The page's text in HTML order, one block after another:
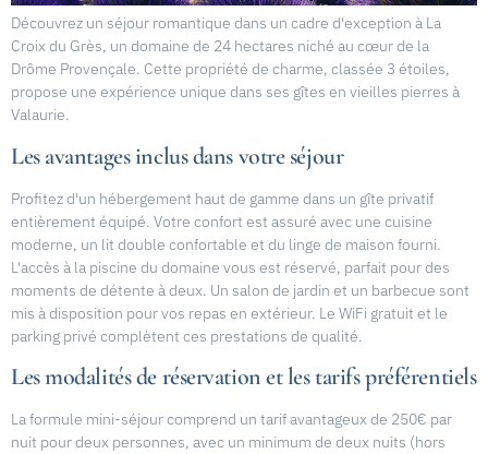
Découvrez un séjour romantique dans un cadre d'exception à La
Croix du Grès, un domaine de 24 hectares niché au cœur de la
Drôme Provençale. Cette propriété de charme, classée 3 étoiles,
propose une expérience unique dans ses gîtes en vieilles pierres à
Valaurie.
Les avantages inclus dans votre séjour
Profitez d'un hébergement haut de gamme dans un gîte privatif
entièrement équipé. Votre confort est assuré avec une cuisine
moderne, un lit double confortable et du linge de maison fourni.
L'accès à la piscine du domaine vous est réservé, parfait pour des
moments de détente à deux. Un salon de jardin et un barbecue sont
mis à disposition pour vos repas en extérieur. Le WiFi gratuit et le
parking privé complètent ces prestations de qualité.
Les modalités de réservation et les tarifs préférentiels
La formule mini-séjour comprend un tarif avantageux de 250€ par
nuit pour deux personnes, avec un minimum de deux nuits (hors